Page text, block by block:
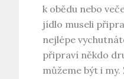
k obědu nebo
jídlo museli
nejlépe
připraví někdo
můžeme být i my.